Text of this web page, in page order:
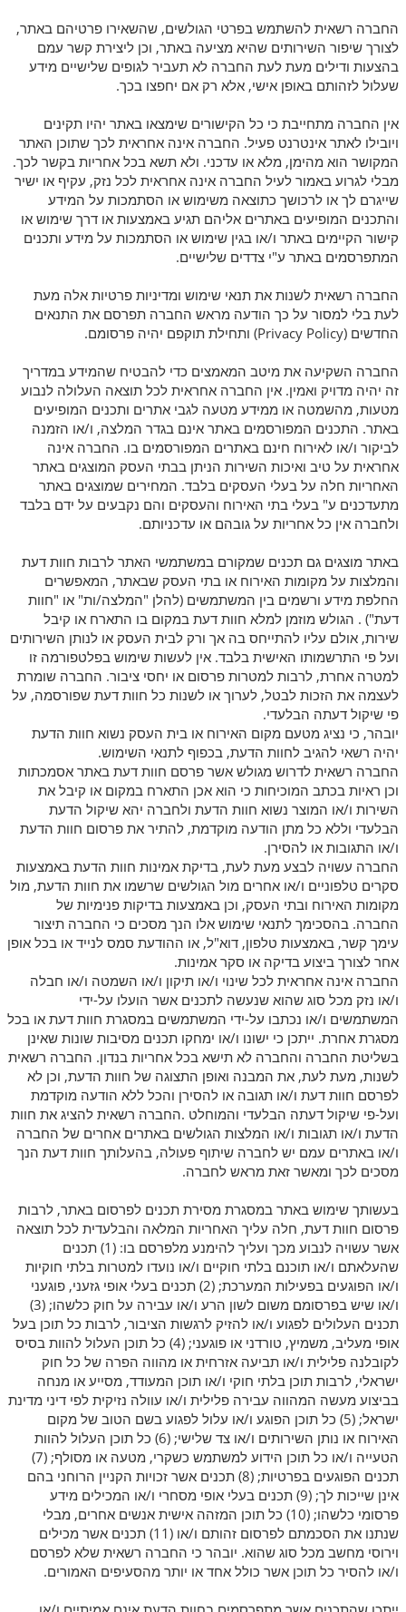
החברה רשאית להשתמש בפרטי הגולשים, שהשאירו פרטיהם באתר,
לצורך שיפור השירותים שהיא מציעה באתר, וכן ליצירת קשר עמם
בהצעות ודילים מעת לעת החברה לא תעביר לגופים שלישיים מידע
שעלול לזהותם באופן אישי, אלא רק אם יחפצו בכך.
אין החברה מתחייבת כי כל הקישורים שימצאו באתר יהיו תקינים
ויובילו לאתר אינטרנט פעיל. החברה אינה אחראית לכך שתוכן האתר
המקושר הוא מהימן, מלא או עדכני. ולא תשא בכל אחריות בקשר לכך.
מבלי לגרוע באמור לעיל החברה אינה אחראית לכל נזק, עקיף או ישיר
שייגרם לך או לרכושך כתוצאה משימוש או הסתמכות על המידע
והתכנים המופיעים באתרים אליהם תגיע באמצעות או דרך שימוש או
קישור הקיימים באתר ו/או בגין שימוש או הסתמכות על מידע ותכנים
המתפרסמים באתר ע"י צדדים שלישיים.
החברה רשאית לשנות את תנאי שימוש ומדיניות פרטיות אלה מעת
לעת בלי למסור על כך הודעה מראש החברה תפרסם את התנאים
החדשים (Privacy Policy) ותחילת תוקפם יהיה פרסומם.
החברה השקיעה את מיטב המאמצים כדי להבטיח שהמידע במדריך
זה יהיה מדויק ואמין. אין החברה אחראית לכל תוצאה העלולה לנבוע
מטעות, מהשמטה או ממידע מטעה לגבי אתרים ותכנים המופיעים
באתר. התכנים המפורסמים באתר אינם בגדר המלצה, ו/או הזמנה
לביקור ו/או לאירוח חינם באתרים המפורסמים בו. החברה אינה
אחראית על טיב ואיכות השירות הניתן בבתי העסק המוצגים באתר
האחריות חלה על בעלי העסקים בלבד. המחירים שמוצגים באתר
מתעדכנים ע" בעלי בתי האירוח והעסקים והם נקבעים על ידם בלבד
ולחברה אין כל אחריות על גובהם או עדכניותם.
באתר מוצגים גם תכנים שמקורם במשתמשי האתר לרבות חוות דעת
והמלצות על מקומות האירוח או בתי העסק שבאתר, המאפשרים
החלפת מידע ורשמים בין המשתמשים (להלן "המלצה/ות" או "חוות
דעת") . הגולש מוזמן למלא חוות דעת במקום בו התארח או קיבל
שירות, אולם עליו להתייחס בה אך ורק לבית העסק או לנותן השירותים
ועל פי התרשמותו האישית בלבד. אין לעשות שימוש בפלטפורמה זו
למטרה אחרת, לרבות למטרות פרסום או יחסי ציבור. החברה שומרת
לעצמה את הזכות לבטל, לערוך או לשנות כל חוות דעת שפורסמה, על
פי שיקול דעתה הבלעדי.
יובהר, כי נציג מטעם מקום האירוח או בית העסק נשוא חוות הדעת
יהיה רשאי להגיב לחוות הדעת, בכפוף לתנאי השימוש.
החברה רשאית לדרוש מגולש אשר פרסם חוות דעת באתר אסמכתות
וכן ראיות בכתב המוכיחות כי הוא אכן התארח במקום או קיבל את
השירות ו/או המוצר נשוא חוות הדעת ולחברה יהא שיקול הדעת
הבלעדי וללא כל מתן הודעה מוקדמת, להתיר את פרסום חוות הדעת
ו/או התגובות או להסירן.
החברה עשויה לבצע מעת לעת, בדיקת אמינות חוות הדעת באמצעות
סקרים טלפוניים ו/או אחרים מול הגולשים שרשמו את חוות הדעת, מול
מקומות האירוח ובתי העסק, וכן באמצעות בדיקות פנימיות של
החברה. בהסכימך לתנאי שימוש אלו הנך מסכים כי החברה תיצור
עימך קשר, באמצעות טלפון, דוא"ל, או ההודעת סמס לנייד או בכל אופן
אחר לצורך ביצוע בדיקה או סקר אמינות.
החברה אינה אחראית לכל שינוי ו/או תיקון ו/או השמטה ו/או חבלה
ו/או נזק מכל סוג שהוא שנעשה לתכנים אשר הועלו על-ידי
המשתמשים ו/או נכתבו על-ידי המשתמשים במסגרת חוות דעת או בכל
מסגרת אחרת. ייתכן כי ישונו ו/או ימחקו תכנים מסיבות שונות שאינן
בשליטת החברה והחברה לא תישא בכל אחריות בנדון. החברה רשאית
לשנות, מעת לעת, את המבנה ואופן התצוגה של חוות הדעת, וכן לא
לפרסם חוות דעת ו/או תגובה או להסירן והכל ללא הודעה מוקדמת
ועל-פי שיקול דעתה הבלעדי והמוחלט .החברה רשאית להציג את חוות
הדעת ו/או תגובות ו/או המלצות הגולשים באתרים אחרים של החברה
ו/או באתרים עמם יש לחברה שיתוף פעולה, בהעלותך חוות דעת הנך
מסכים לכך ומאשר זאת מראש לחברה.
בעשותך שימוש באתר במסגרת מסירת תכנים לפרסום באתר, לרבות
פרסום חוות דעת, חלה עליך האחריות המלאה והבלעדית לכל תוצאה
אשר עשויה לנבוע מכך ועליך להימנע מלפרסם בו: (1) תכנים
שהעלאתם ו/או תוכנם בלתי חוקיים ו/או נועדו למטרות בלתי חוקיות
ו/או הפוגעים בפעילות המערכת; (2) תכנים בעלי אופי גזעני, פוגעני
ו/או שיש בפרסומם משום לשון הרע ו/או עבירה על חוק כלשהו; (3)
תכנים העלולים לפגוע ו/או להזיק לרגשות הציבור, לרבות כל תוכן בעל
אופי מעליב, משמיץ, טורדני או פוגעני; (4) כל תוכן העלול להוות בסיס
לקובלנה פלילית ו/או תביעה אזרחית או מהווה הפרה של כל חוק
ישראלי, לרבות תוכן בלתי חוקי ו/או תוכן המעודד, מסייע או מנחה
בביצוע מעשה המהווה עבירה פלילית ו/או עוולה נזיקית לפי דיני מדינת
ישראל; (5) כל תוכן הפוגע ו/או עלול לפגוע בשם הטוב של מקום
האירוח או נותן השירותים ו/או צד שלישי; (6) כל תוכן העלול להוות
הטעייה ו/או כל תוכן הידוע למשתמש כשקרי, מטעה או מסולף; (7)
תכנים הפוגעים בפרטיות; (8) תכנים אשר זכויות הקניין הרוחני בהם
אינן שייכות לך; (9) תכנים בעלי אופי מסחרי ו/או המכילים מידע
פרסומי כלשהו; (10) כל תוכן המזהה אישית אנשים אחרים, מבלי
שנתנו את הסכמתם לפרסום זהותם ו/או (11) תכנים אשר מכילים
וירוסי מחשב מכל סוג שהוא. יובהר כי החברה רשאית שלא לפרסם
ו/או להסיר כל תוכן אשר כולל אחד או יותר מהסעיפים האמורים.